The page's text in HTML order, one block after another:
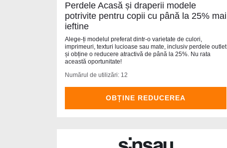
Perdele Acasă și draperii modele
potrivite pentru copii cu până la 25% mai
ieftine
Alege-ți modelul preferat dintr-o varietate de culori,
imprimeuri, texturi lucioase sau mate, inclusiv perdele outlet
și obține o reducere atractivă de până la 25%. Nu rata
această oportunitate!
Numărul de utilizări: 12
OBȚINE REDUCEREA